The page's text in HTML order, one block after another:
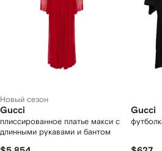
Новый сезон
Gucci
плиссированное платье макси с
длинными рукавами и бантом
Gucci